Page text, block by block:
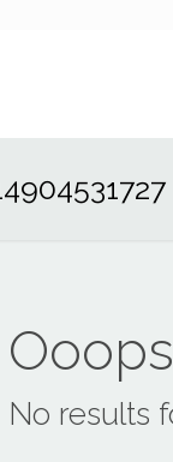
No results